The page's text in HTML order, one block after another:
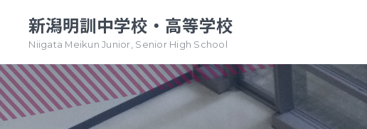
新潟明訓中学校・高等学校
Niigata Meikun Junior, Senior High School
TOPページ
TOPページ